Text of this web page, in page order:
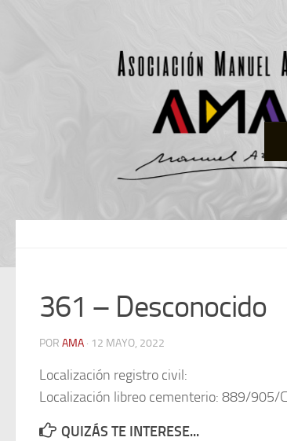
361 – Desconocido
POR AMA · 12 MAYO, 2022
Localización registro civil:
Localización libreo cementerio: 889/
QUIZÁS TE INTERESE...